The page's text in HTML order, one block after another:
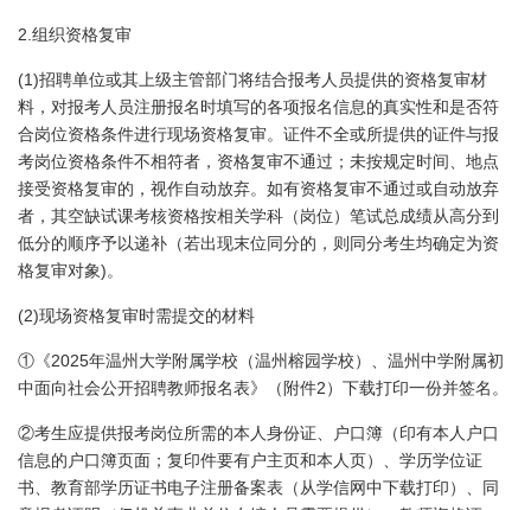
2. 组织资格复审
(1)招聘单位或其上级主管部门将结合报考人员提供的资格复审材
料，对报考人员注册报名时填写的各项报名信息的真实性和是否符
合岗位资格条件进行现场资格复审。证件不全或所提供的证件与报
考岗位资格条件不相符者，资格复审不通过；未按规定时间、地点
接受资格复审的，视作自动放弃。如有资格复审不通过或自动放弃
者，其空缺试课考核资格按相关学科（岗位）笔试总成绩从高分到
低分的顺序予以递补（若出现末位同分的，则同分考生均确定为资
格复审对象)。
(2)现场资格复审时需提交的材料
①《2025年温州大学附属学校（温州榕园学校）、温州中学附属初
中面向社会公开招聘教师报名表》（附件2 ）下载打印一份并签名。
②考生应提供报考岗位所需的本人身份证、户口簿（印有本人户口
信息的户口簿页面；复印件要有户主页和本人页）、学历学位证
书、教育部学历证书电子注册备案表（从学信网中下载打印）、同